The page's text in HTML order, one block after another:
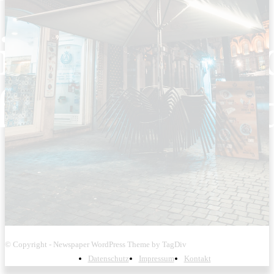
© Copyright - Newspaper WordPress Theme by TagDiv
Datenschutz
Impressum Kontakt